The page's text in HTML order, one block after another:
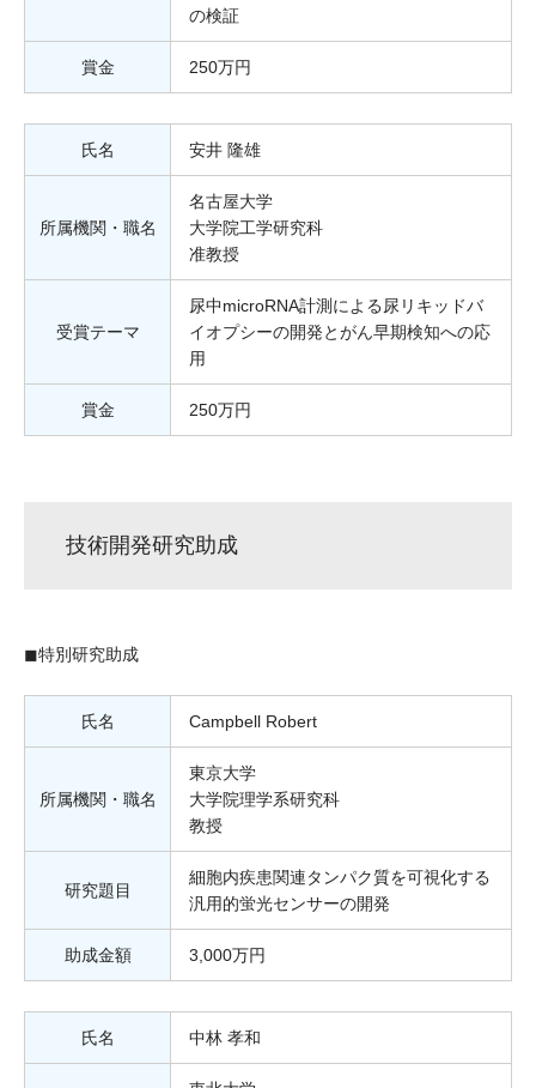
の検証
賞金 250万円
氏名 安井 隆雄
所属機関・職名
名古屋大学
大学院工学研究科
准教授
受賞テーマ
尿中microRNA計測による尿リキッドバ
イオプシーの開発とがん早期検知への応
用
賞金 250万円
技術開発研究助成
◼︎特別研究助成
氏名 Campbell Robert
所属機関・職名
東京大学
大学院理学系研究科
教授
研究題目
細胞内疾患関連タンパク質を可視化する
汎用的蛍光センサーの開発
助成金額 3,000万円
氏名 中林 孝和